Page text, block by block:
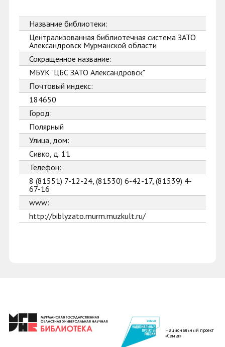
Название библиотеки:
Централизованная библиотечная система ЗАТО
Александровск Мурманской области
Сокращенное название:
МБУК "ЦБС ЗАТО Александровск"
Почтовый индекс:
184650
Город:
Полярный
Улица, дом:
Сивко, д. 11
Телефон:
8 (81551) 7-12-24, (81530) 6-42-17, (81539) 4-
67-16
www:
http://biblyzato.murm.muzkult.ru/
Национальный проект
«Семья»